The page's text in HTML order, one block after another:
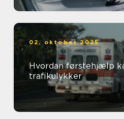
02. oktober 2025
Hvordan førstehjælp
trafikulykker